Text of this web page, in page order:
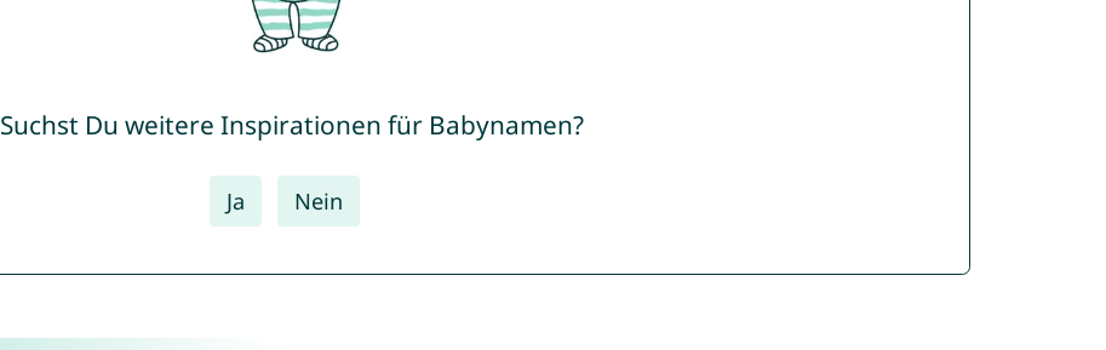
Suchst Du weitere Inspirationen für Babynamen?
Ja Nein